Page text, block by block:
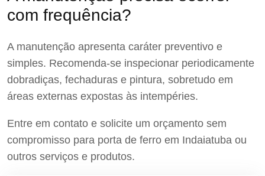
com frequência?
A manutenção apresenta caráter preventivo e
simples. Recomenda-se inspecionar periodicamente
dobradiças, fechaduras e pintura, sobretudo em
áreas externas expostas às intempéries.
Entre em contato e solicite um orçamento sem
compromisso para porta de ferro em Indaiatuba ou
outros serviços e produtos.